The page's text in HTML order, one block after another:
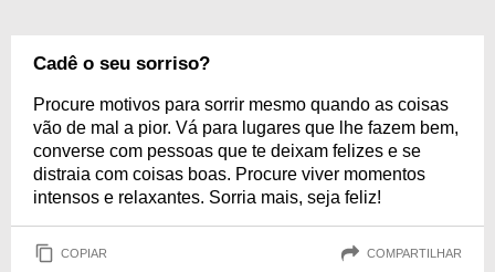
Cadê o seu sorriso?
Procure motivos para sorrir mesmo quando as coisas
vão de mal a pior. Vá para lugares que lhe fazem bem,
converse com pessoas que te deixam felizes e se
distraia com coisas boas. Procure viver momentos
intensos e relaxantes. Sorria mais, seja feliz!
COPIAR COMPARTILHAR